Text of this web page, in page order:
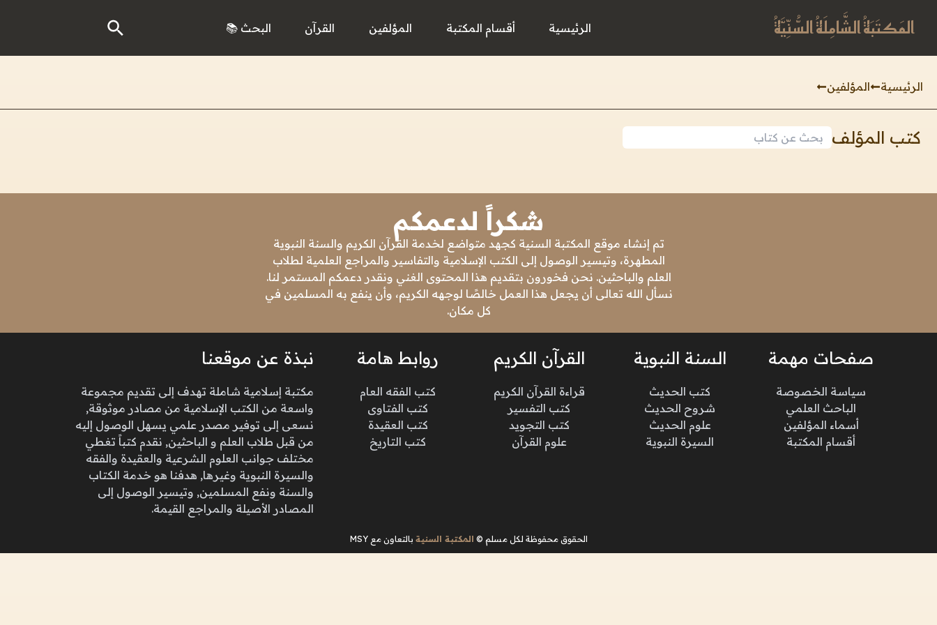
المَكتَبَةُ الشَّامِلَةُ السُّنِّيَّةُ الرئيسية أقسام المكتبة المؤلفين القرآن البحث 📚
الرئيسية المؤلفين
كتب المؤلف
شكراً لدعمكم
تم إنشاء موقع المكتبة السنية كجهد متواضع لخدمة القرآن الكريم والسنة النبوية
المطهرة، وتيسير الوصول إلى الكتب الإسلامية والتفاسير والمراجع العلمية لطلاب
العلم والباحثين. نحن فخورون بتقديم هذا المحتوى الغني ونقدر دعمكم المستمر لنا.
نسأل الله تعالى أن يجعل هذا العمل خالصًا لوجهه الكريم، وأن ينفع به المسلمين في
كل مكان.
صفحات مهمة
سياسة الخصوصة
الباحث العلمي
أسماء المؤلفين
أقسام المكتبة
السنة النبوية
كتب الحديث
شروح الحديث
علوم الحديث
السيرة النبوية
القرآن الكريم
قراءة القرآن الكريم
كتب التفسير
كتب التجويد
علوم القرآن
روابط هامة
كتب الفقه العام
كتب الفتاوى
كتب العقيدة
كتب التاريخ
نبذة عن موقعنا
مكتبة إسلامية شاملة تهدف إلى تقديم مجموعة
واسعة من الكتب الإسلامية من مصادر موثوقة,
نسعى إلى توفير مصدر علمي يسهل الوصول إليه
من قبل طلاب العلم و الباحثين, نقدم كتباً تغطي
مختلف جوانب العلوم الشرعية والعقيدة والفقه
والسيرة النبوية وغيرها, هدفنا هو خدمة الكتاب
والسنة ونفع المسلمين, وتيسير الوصول إلى
المصادر الأصيلة والمراجع القيمة.
الحقوق محفوظة لكل مسلم © المكتبة السنية بالتعاون مع MSY